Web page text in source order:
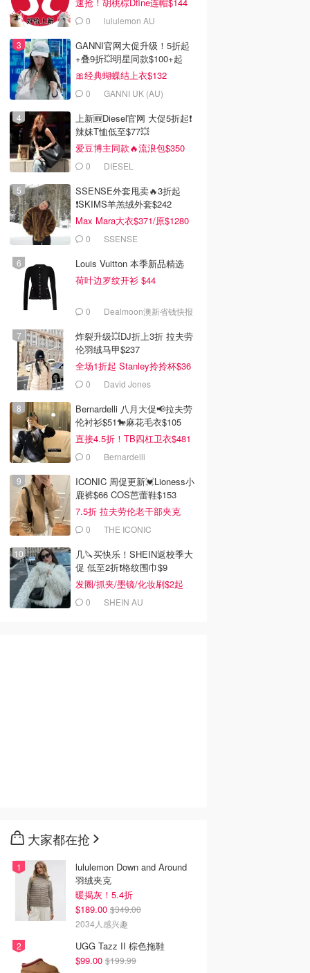
0 lululemon AU
GANNI官网大促升级！5折起
+叠9折💥明星同款$100+起
🎀经典蝴蝶结上衣$132
0 GANNI UK (AU)
上新🆕Diesel官网 大促5折起❗️
辣妹T恤低至$77💥
爱豆博主同款🔥流浪包$350
0 DIESEL
SSENSE外套甩卖🔥3折起
❗SKIMS羊羔绒外套$242
Max Mara大衣$371/原$1280
0 SSENSE
Louis Vuitton 本季新品精选
荷叶边罗纹开衫 $44
0 Dealmoon澳新省钱快报
炸裂升级💥DJ折上3折 拉夫劳
伦羽绒马甲$237
全场1折起 Stanley拎拎杯$36
0 David Jones
Bernardelli 八月大促📢拉夫劳
伦衬衫$51🐎麻花毛衣$105
直接4.5折！TB四杠卫衣$481
0 Bernardelli
ICONIC 周促更新💓Lioness小
鹿裤$66 COS芭蕾鞋$153
7.5折 拉夫劳伦老干部夹克
$4190 THE ICONIC
几🔪买快乐！SHEIN返校季大
促 低至2折❗格纹围巾$9
发圈/抓夹/墨镜/化妆刷$2起
0 SHEIN AU
大家都在抢
lululemon Down and Around
羽绒夹克
暖揭灰！5.4折
$189.00 $349.00
2034人感兴趣
UGG Tazz II 棕色拖鞋
$99.00 $199.99